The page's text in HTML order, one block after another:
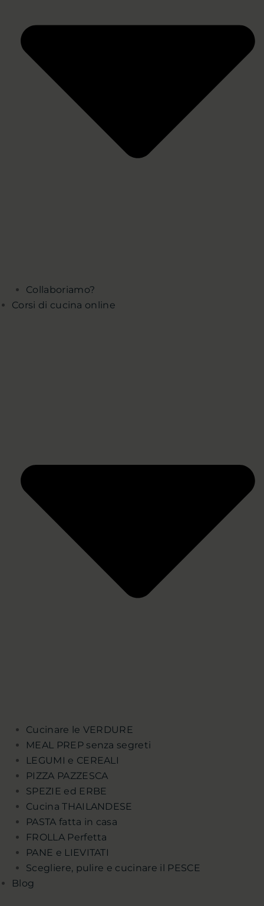
Collaboriamo?
Corsi di cucina online
Cucinare le VERDURE
MEAL PREP senza segreti
LEGUMI e CEREALI
PIZZA PAZZESCA
SPEZIE ed ERBE
Cucina THAILANDESE
PASTA fatta in casa
FROLLA Perfetta
PANE e LIEVITATI
Scegliere, pulire e cucinare il PESCE
Blog